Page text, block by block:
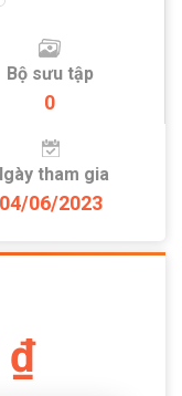
Bộ sưu tập
0
tham gia
04/06/2023
₫